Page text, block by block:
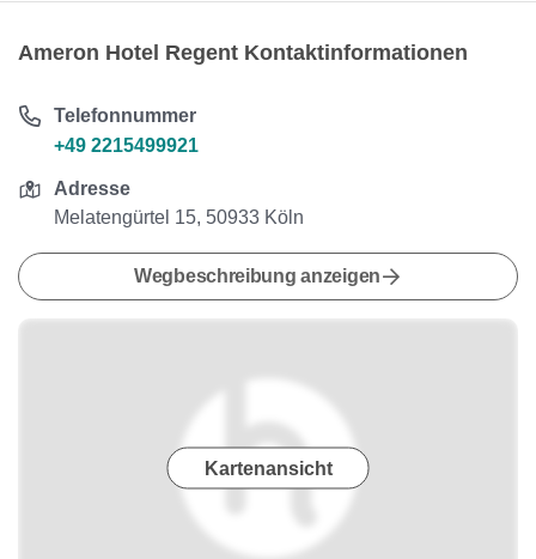
Ameron Hotel Regent Kontaktinformationen
Telefonnummer
+49 2215499921
Adresse
Melatengürtel 15, 50933 Köln
Wegbeschreibung anzeigen
Kartenansicht